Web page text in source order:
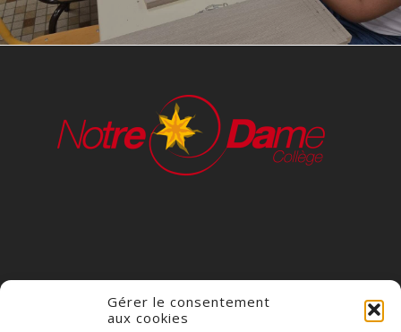
Gérer le consentement
aux cookies